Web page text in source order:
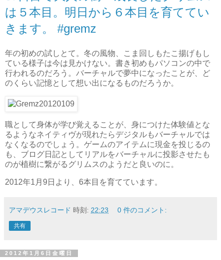
は５本目。明日から６本目を育ててい
きます。 #gremz
年の初めの試しとて。冬の風物、こま回しもたこ揚げもし
ている様子は今は見かけない。書き初めもパソコンの中で
行われるのだろう。バーチャルで夢中になったことが、ど
のくらい記憶として想い出になるものだろうか。
職として身体が学び覚えることが、身につけた体験値とな
るようなネイティヴが現れたらデジタルもバーチャルでは
なくなるのでしょう。ゲームのアイテムに現金を投じるの
も、ブログ日記としてリアルをバーチャルに投影させたも
のが植樹に繋がるグリムスのようだと良いのに。
2012年1月9日より、6本目を育てています。
アマデウスレコード 時刻: 22:23 0 件のコメント:
共有
2012年1月6日金曜日